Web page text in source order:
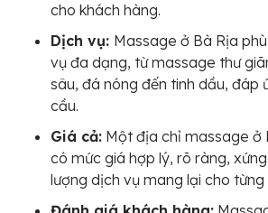
cho khách hàng.
Dịch vụ: Massage ở Bà Rịa
vụ đa dạng, từ massage thư
sâu, đá nóng đến tinh dầu, đáp
cầu.
Giá cả: Một địa chỉ massage ở
có mức giá hợp lý, rõ ràng,
lượng dịch vụ mang lại cho từng